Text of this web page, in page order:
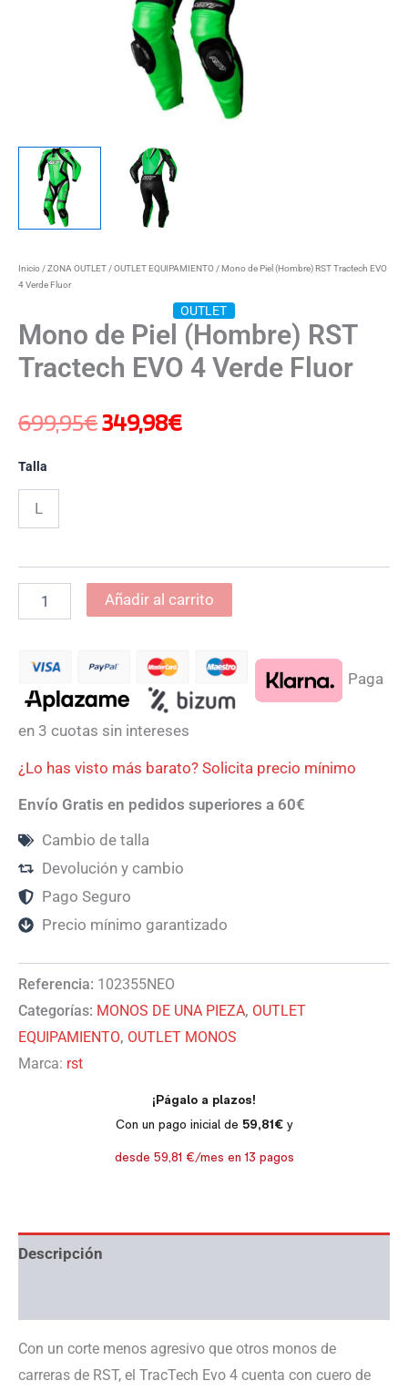
Inicio /ZONA OUTLET /OUTLET EQUIPAMIENTO / Mono de Piel (Hombre) RST Tractech EVO
4 Verde Fluor
OUTLET
Mono de Piel (Hombre) RST
Tractech EVO 4 Verde Fluor
699,95€349,98€
Talla
L
Añadir al carrito
Paga
en 3 cuotas sin intereses
¿Lo has visto más barato? Solicita precio mínimo
Envío Gratis en pedidos superiores a 60€
Cambio de talla
Devolución y cambio
Pago Seguro
Precio mínimo garantizado
Referencia: 102355NEO
Categorías: MONOS DE UNA PIEZA, OUTLET
EQUIPAMIENTO, OUTLET MONOS
Marca: rst
Descripción
Con un corte menos agresivo que otros monos de
carreras de RST, el TracTech Evo 4 cuenta con cuero de